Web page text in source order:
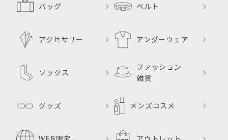
バッグ ベルト
アクセサリー アンダーウェア
ソックス
ファッション
雑貨
グッズ メンズコスメ